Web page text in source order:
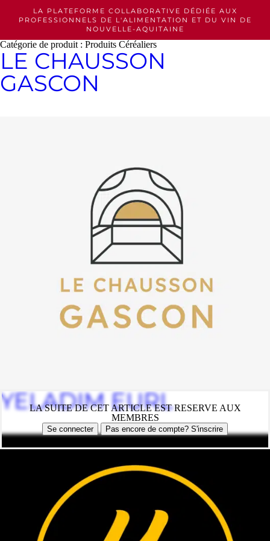
content
LA PLATEFORME COLLABORATIVE DÉDIÉE AUX
PROFESSIONNELS DE L'ALIMENTATION ET DU VIN DE
NOUVELLE-AQUITAINE
Catégorie de produit : Produits Céréaliers
LE CHAUSSON
GASCON
LA SUITE DE CET ARTICLE EST RESERVE AUX
MEMBRES
Se connecter Pas encore de compte? S'inscrire
YELADIM EURL